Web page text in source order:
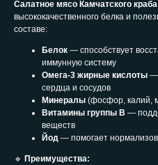
Салатное мясо Камчатского
высококачественного белка и
составе:
Белок — способствует
иммунную систему
Омега-3 жирные кислоты —
сердца и сосудов
Минералы (фосфор, калий,
Витамины группы B —
веществ
Йод — помогает
🔹 Преимущества: